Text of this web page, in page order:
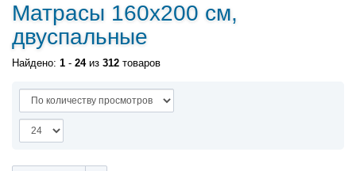
Матрасы 160x200 см,
двуспальные
Найдено: 1 - 24из 312 товаров